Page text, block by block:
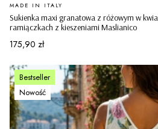
Sukienka maxi granatowa z różowym w
ramiączkach z kieszeniami Maslianico
PRODUCENT
MADE IN ITALY
Cena
175,90 zł
Bestseller
Nowość